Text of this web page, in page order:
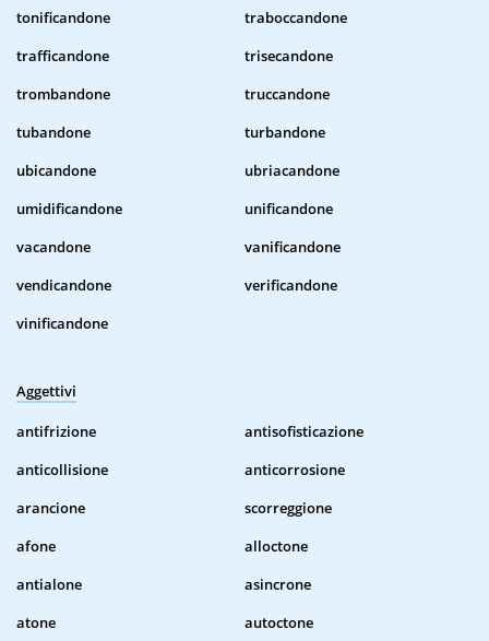
tonificandone
traboccandone
trafficandone
trisecandone
trombandone
truccandone
tubandone
turbandone
ubicandone
ubriacandone
umidificandone
unificandone
vacandone
vanificandone
vendicandone
verificandone
vinificandone
Aggettivi
antifrizione
antisofisticazione
anticollisione
anticorrosione
arancione
scorreggione
afone
alloctone
antialone
asincrone
atone
autoctone